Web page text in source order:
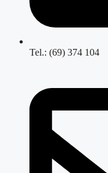
Tel.: (69) 374 104